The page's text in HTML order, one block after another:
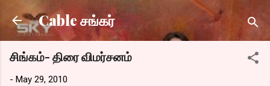
Skip to main content
Cable சங்கர்
சிங்கம்- திரை விமர்சனம்
- May 29, 2010